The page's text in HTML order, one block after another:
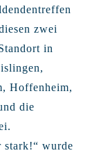
zwei
in
Hoffenheim,
die
stark!“ wurde